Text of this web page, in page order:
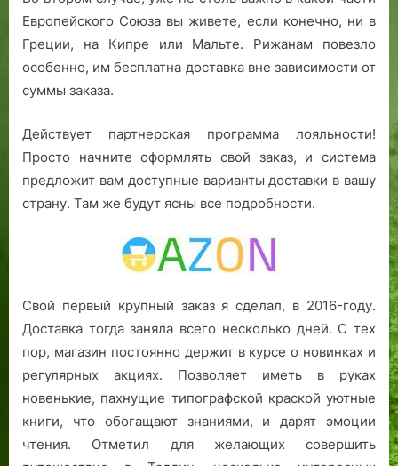
Европейского Союза вы живете, если конечно, ни в
Греции, на Кипре или Мальте. Рижанам повезло
особенно, им бесплатна доставка вне зависимости от
суммы заказа.
Действует партнерская программа лояльности!
Просто начните оформлять свой заказ, и система
предложит вам доступные варианты доставки в вашу
страну. Там же будут ясны все подробности.
Свой первый крупный заказ я сделал, в 2016-году.
Доставка тогда заняла всего несколько дней. С тех
пор, магазин постоянно держит в курсе о новинках и
регулярных акциях. Позволяет иметь в руках
новенькие, пахнущие типографской краской уютные
книги, что обогащают знаниями, и дарят эмоции
чтения. Отметил для желающих совершить